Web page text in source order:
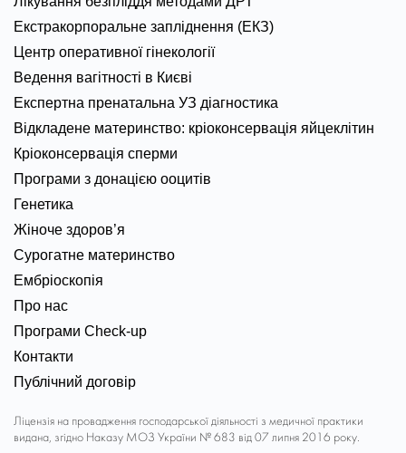
Екстракорпоральне запліднення (ЕКЗ)
Центр оперативної гінекології
Ведення вагітності в Києві
Експертна пренатальна УЗ діагностика
Відкладене материнство: кріоконсервація яйцеклітин
Кріоконсервація сперми
Програми з донацією ооцитів
Генетика
Жіноче здоров’я
Сурогатне материнство
Ембріоскопія
Про нас
Програми Check-up
Контакти
Публічний договір
Ліцензія на провадження господарської діяльності з медичної практики
видана, згідно Наказу МОЗ України № 683 від 07 липня 2016 року.